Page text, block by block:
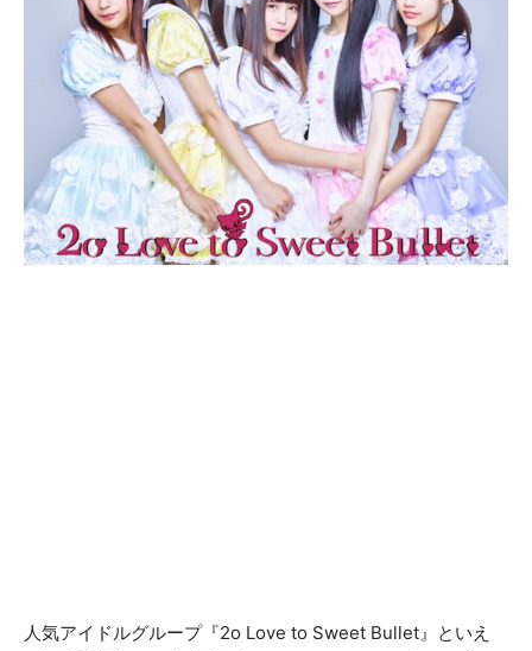
人気アイドルグループ『2o Love to Sweet Bullet』といえ